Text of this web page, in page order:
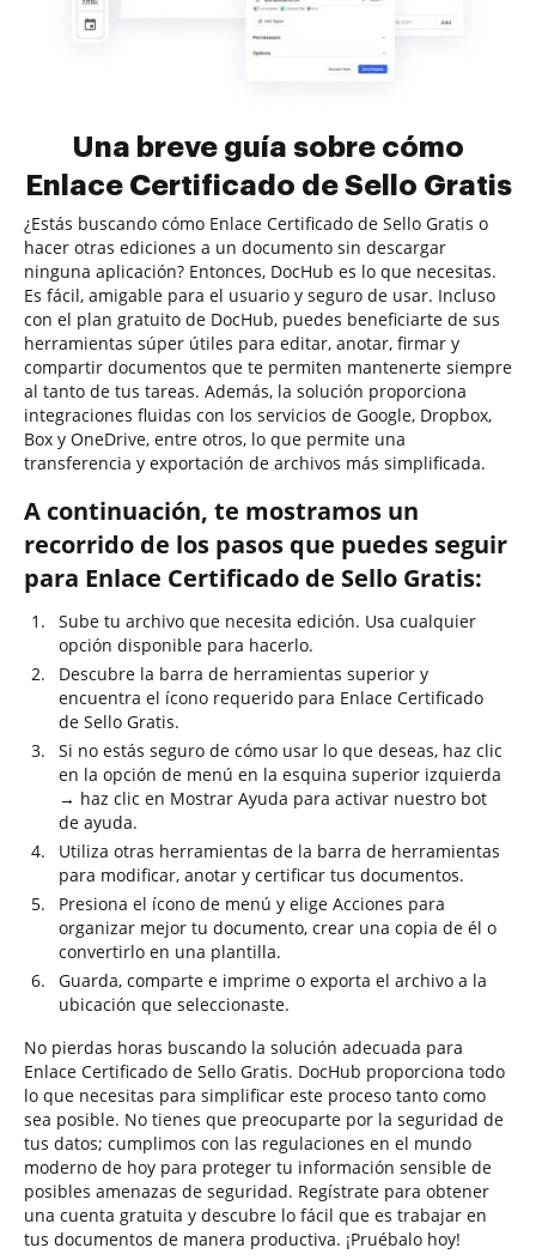
Una breve guía sobre cómo
Enlace Certificado de Sello Gratis
¿Estás buscando cómo Enlace Certificado de Sello Gratis o
hacer otras ediciones a un documento sin descargar
ninguna aplicación? Entonces, DocHub es lo que necesitas.
Es fácil, amigable para el usuario y seguro de usar. Incluso
con el plan gratuito de DocHub, puedes beneficiarte de sus
herramientas súper útiles para editar, anotar, firmar y
compartir documentos que te permiten mantenerte siempre
al tanto de tus tareas. Además, la solución proporciona
integraciones fluidas con los servicios de Google, Dropbox,
Box y OneDrive, entre otros, lo que permite una
transferencia y exportación de archivos más simplificada.
A continuación, te mostramos un
recorrido de los pasos que puedes seguir
para Enlace Certificado de Sello Gratis:
Sube tu archivo que necesita edición. Usa cualquier
opción disponible para hacerlo.
Descubre la barra de herramientas superior y
encuentra el ícono requerido para Enlace Certificado
de Sello Gratis.
Si no estás seguro de cómo usar lo que deseas, haz clic
en la opción de menú en la esquina superior izquierda
→ haz clic en Mostrar Ayuda para activar nuestro bot
de ayuda.
Utiliza otras herramientas de la barra de herramientas
para modificar, anotar y certificar tus documentos.
Presiona el ícono de menú y elige Acciones para
organizar mejor tu documento, crear una copia de él o
convertirlo en una plantilla.
Guarda, comparte e imprime o exporta el archivo a la
ubicación que seleccionaste.
No pierdas horas buscando la solución adecuada para
Enlace Certificado de Sello Gratis. DocHub proporciona todo
lo que necesitas para simplificar este proceso tanto como
sea posible. No tienes que preocuparte por la seguridad de
tus datos; cumplimos con las regulaciones en el mundo
moderno de hoy para proteger tu información sensible de
posibles amenazas de seguridad. Regístrate para obtener
una cuenta gratuita y descubre lo fácil que es trabajar en
tus documentos de manera productiva. ¡Pruébalo hoy!